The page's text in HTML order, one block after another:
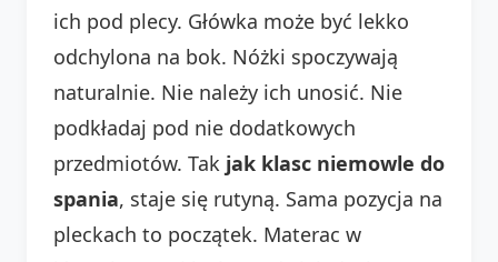
ich pod plecy. Główka może być lekko
odchylona na bok. Nóżki spoczywają
naturalnie. Nie należy ich unosić. Nie
podkładaj pod nie dodatkowych
przedmiotów. Tak jak klasc niemowle do
spania, staje się rutyną. Sama pozycja na
pleckach to początek. Materac w